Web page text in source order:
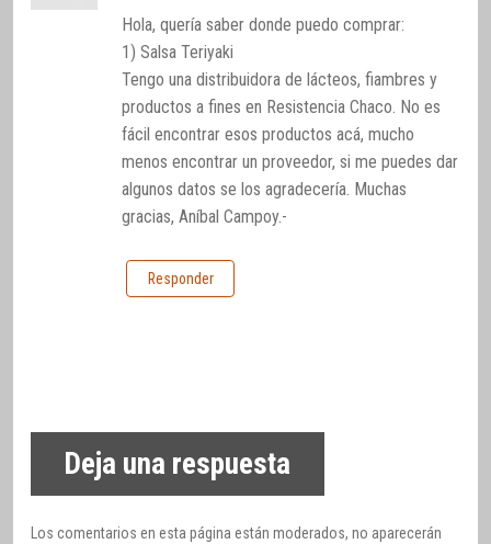
Hola, quería saber donde puedo comprar:
1) Salsa Teriyaki
Tengo una distribuidora de lácteos, fiambres y
productos a fines en Resistencia Chaco. No es
fácil encontrar esos productos acá, mucho
menos encontrar un proveedor, si me puedes dar
algunos datos se los agradecería. Muchas
gracias, Aníbal Campoy.-
Responder
Deja una respuesta
Los comentarios en esta página están moderados, no aparecerán